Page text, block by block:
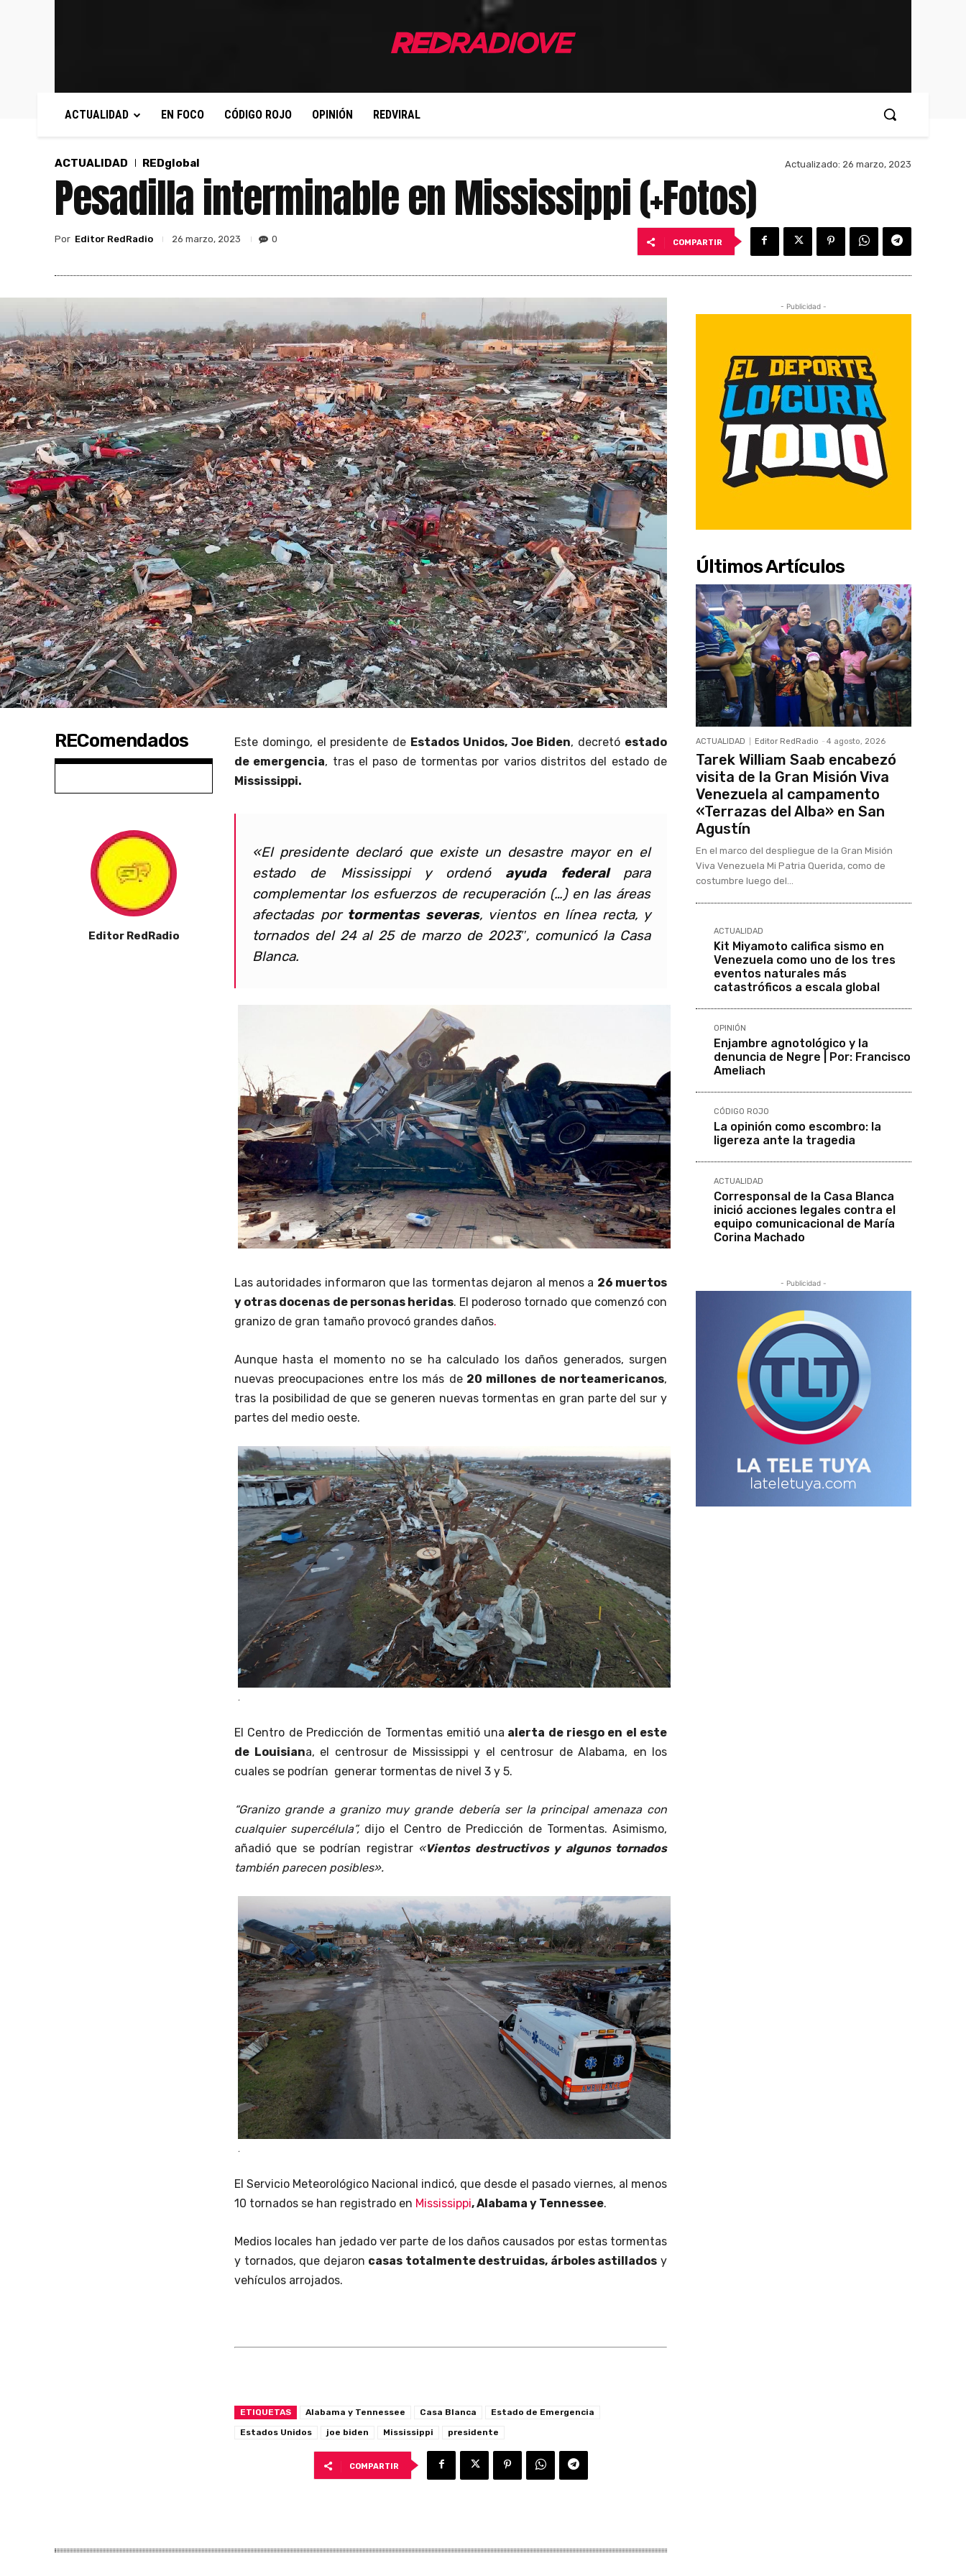
ACTUALIDAD EN FOCO CÓDIGO ROJO OPINIÓN REDVIRAL
ACTUALIDAD REDglobal Actualizado: 26 marzo, 2023
Pesadilla interminable en Mississippi (+Fotos)
Por Editor RedRadio 26 marzo, 2023 0 COMPARTIR
REComendados
Editor RedRadio
Este domingo, el presidente de Estados Unidos, Joe Biden, decretó estado
de emergencia, tras el paso de tormentas por varios distritos del estado de
Mississippi.
«El presidente declaró que existe un desastre mayor en el
estado de Mississippi y ordenó ayuda federalpara
complementar los esfuerzos de recuperación (…) en las áreas
afectadas por tormentas severas, vientos en línea recta, y
tornados del 24 al 25 de marzo de 2023″, comunicó la Casa
Blanca.
Las autoridades informaron que las tormentas dejaron al menos a 26 muertos
y otras docenas de personas heridas. El poderoso tornado que comenzó con
granizo de gran tamaño provocó grandes daños.
Aunque hasta el momento no se ha calculado los daños generados, surgen
nuevas preocupaciones entre los más de20 millones de norteamericanos,
tras la posibilidad de que se generen nuevas tormentas en gran parte del sur y
partes del medio oeste.
.
El Centro de Predicción de Tormentas emitió una alerta de riesgo en el este
de Louisiana, el centrosur de Mississippi y el centrosur de Alabama, en los
cuales se podrían generar tormentas de nivel 3 y 5.
“Granizo grande a granizo muy grande debería ser la principal amenaza con
cualquier supercélula”, dijo el Centro de Predicción de Tormentas. Asimismo,
añadió que se podrían registrar «Vientos destructivos y algunos tornados
también parecen posibles».
.
El Servicio Meteorológico Nacional indicó, que desde el pasado viernes, al menos
10 tornados se han registrado en Mississippi, Alabama y Tennessee.
Medios locales han jedado ver parte de los daños causados por estas tormentas
y tornados, que dejaron casas totalmente destruidas, árboles astillados y
vehículos arrojados.
ETIQUETAS Alabama y Tennessee Casa Blanca
Estado de Emergencia
Estados Unidos
joe biden Mississippi presidente
COMPARTIR
- Publicidad -
Últimos Artículos
ACTUALIDAD Editor RedRadio - 4 agosto, 2026
Tarek William Saab encabezó
visita de la Gran Misión Viva
Venezuela al campamento
«Terrazas del Alba» en San
Agustín
En el marco del despliegue de la Gran Misión
Viva Venezuela Mi Patria Querida, como de
costumbre luego del...
ACTUALIDAD
Kit Miyamoto califica sismo en
Venezuela como uno de los tres
eventos naturales más
catastróficos a escala global
OPINIÓN
Enjambre agnotológico y la
denuncia de Negre | Por: Francisco
Ameliach
CÓDIGO ROJO
La opinión como escombro: la
ligereza ante la tragedia
ACTUALIDAD
Corresponsal de la Casa Blanca
inició acciones legales contra el
equipo comunicacional de María
Corina Machado
- Publicidad -